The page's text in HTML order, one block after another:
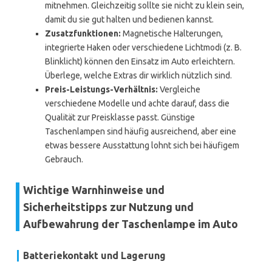
mitnehmen. Gleichzeitig sollte sie nicht zu klein sein,
damit du sie gut halten und bedienen kannst.
Zusatzfunktionen: Magnetische Halterungen,
integrierte Haken oder verschiedene Lichtmodi (z. B.
Blinklicht) können den Einsatz im Auto erleichtern.
Überlege, welche Extras dir wirklich nützlich sind.
Preis-Leistungs-Verhältnis: Vergleiche
verschiedene Modelle und achte darauf, dass die
Qualität zur Preisklasse passt. Günstige
Taschenlampen sind häufig ausreichend, aber eine
etwas bessere Ausstattung lohnt sich bei häufigem
Gebrauch.
Wichtige Warnhinweise und
Sicherheitstipps zur Nutzung und
Aufbewahrung der Taschenlampe im Auto
Batteriekontakt und Lagerung